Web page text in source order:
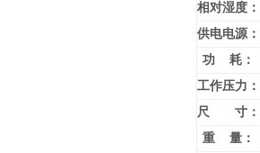
相对湿度：
供电电源：
功 耗：
工作压力：
尺 寸：
重 量：